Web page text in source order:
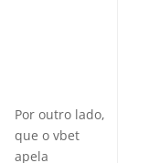
Por outro lado,
que o vbet
apela